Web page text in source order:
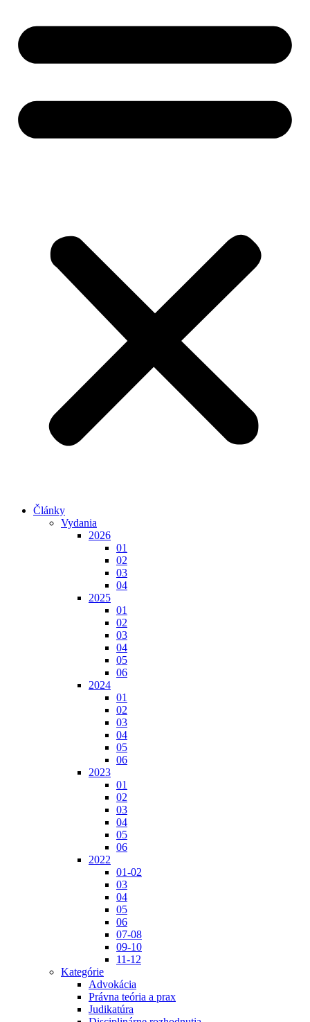
Články
Vydania
2026
01
02
03
04
2025
01
02
03
04
05
06
2024
01
02
03
04
05
06
2023
01
02
03
04
05
06
2022
01-02
03
04
05
06
07-08
09-10
11-12
Kategórie
Advokácia
Právna teória a prax
Judikatúra